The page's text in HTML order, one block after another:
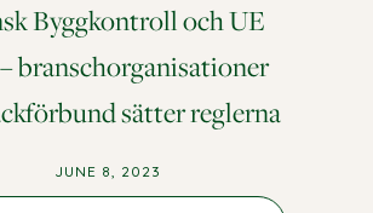
Byggkontroll och UE
branschorganisationer
sätter reglerna
JUNE 8, 2023